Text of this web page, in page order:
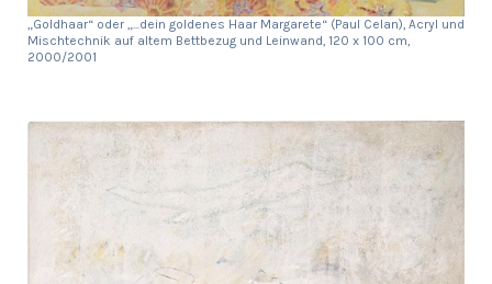
„Goldhaar“ oder „...dein goldenes Haar Margarete“ (Paul Celan), Acryl und
Mischtechnik auf altem Bettbezug und Leinwand, 120 x 100 cm,
2000/2001